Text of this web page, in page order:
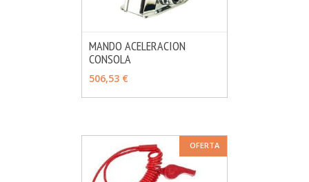
VER OPCIONES
MANDO ACELERACION
CONSOLA
506,53 €
OFERTA